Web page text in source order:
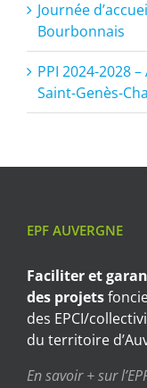
Journée
Bourbonnais
PPI 2024-2028
Saint-Genès-
EPF AUVERGNE
Faciliter et
des projets
des EPCI/
du territoire
En savoir + sur